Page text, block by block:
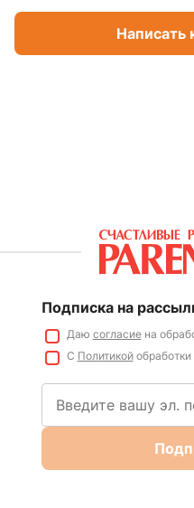
Написать
Подписка на
Даю согласиена
С Политикойобработки